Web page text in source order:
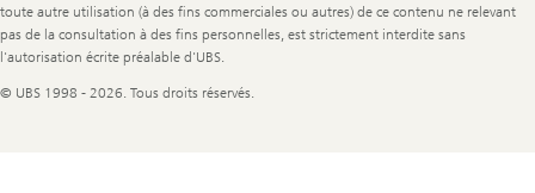
toute autre utilisation (à des fins commerciales ou autres) de ce contenu ne relevant
pas de la consultation à des fins personnelles, est strictement interdite sans
l'autorisation écrite préalable d'UBS.
© UBS 1998 - 2026. Tous droits réservés.